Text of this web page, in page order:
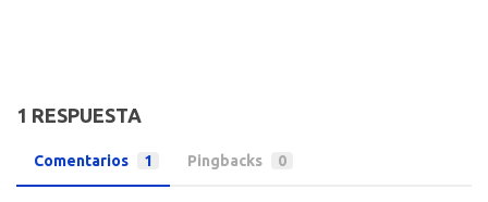
1 RESPUESTA
Comentarios 1 Pingbacks 0